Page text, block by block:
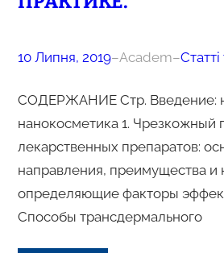
10 Липня, 2019–Academ–
СОДЕРЖАНИЕ Стр. Введение:
нанокосметика 1. Чрезкожный
лекарственных препаратов:
направления, преимущества и
определяющие факторы
Способы трансдермального